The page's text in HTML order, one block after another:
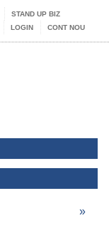
STAND UP BIZ
LOGIN CONT NOU
»